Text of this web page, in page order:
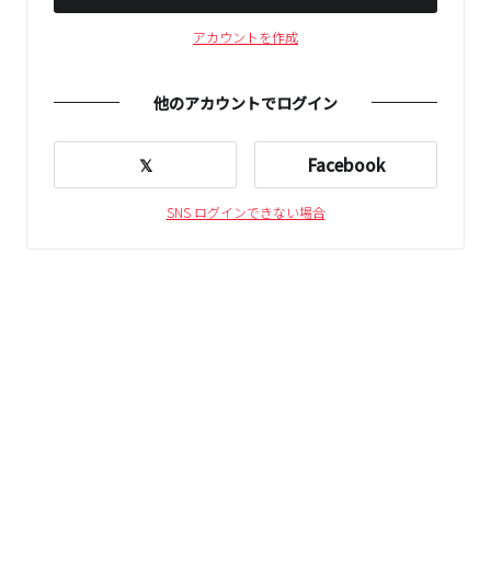
アカウントを作成
他のアカウントでログイン
𝕏 Facebook
SNS ログインできない場合